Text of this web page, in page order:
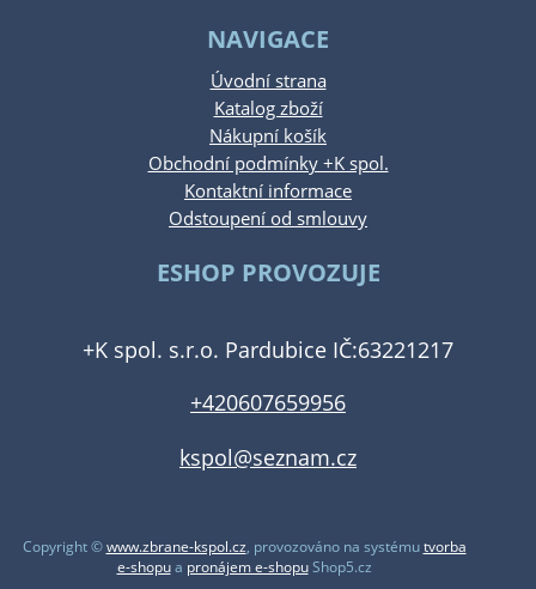
NAVIGACE
Úvodní strana
Katalog zboží
Nákupní košík
Obchodní podmínky +K spol.
Kontaktní informace
Odstoupení od smlouvy
ESHOP PROVOZUJE
+K spol. s.r.o. Pardubice IČ:63221217
+420607659956
kspol@seznam.cz
Copyright ©www.zbrane-kspol.cz, provozováno na systémutvorba
e-shopua pronájem e-shopuShop5.cz